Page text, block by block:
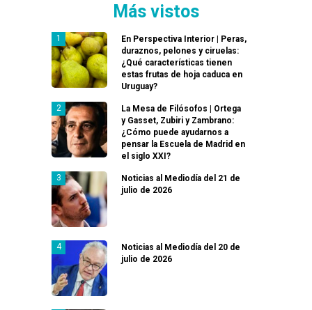
Más vistos
En Perspectiva Interior | Peras,
duraznos, pelones y ciruelas:
¿Qué características tienen
estas frutas de hoja caduca en
Uruguay?
La Mesa de Filósofos | Ortega
y Gasset, Zubiri y Zambrano:
¿Cómo puede ayudarnos a
pensar la Escuela de Madrid en
el siglo XXI?
Noticias al Mediodía del 21 de
julio de 2026
Noticias al Mediodía del 20 de
julio de 2026